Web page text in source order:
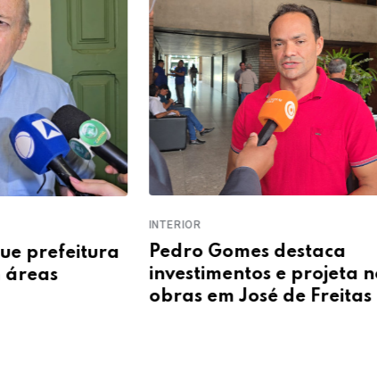
INTERIOR
Pedro Gomes destaca
investimentos e projeta novas
obras em José de Freitas